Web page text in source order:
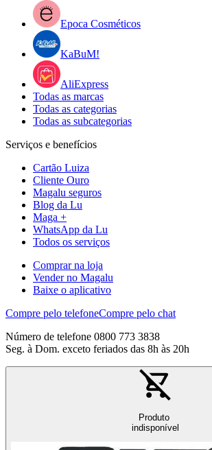
Epoca Cosméticos
KaBuM!
AliExpress
Todas as marcas
Todas as categorias
Todas as subcategorias
Serviços e benefícios
Cartão Luiza
Cliente Ouro
Magalu seguros
Blog da Lu
Maga +
WhatsApp da Lu
Todos os serviços
Comprar na loja
Vender no Magalu
Baixe o aplicativo
Compre pelo telefoneCompre pelo chat
Número de telefone 0800 773 3838
Seg. à Dom. exceto feriados das 8h às 20h
Produto
indisponível